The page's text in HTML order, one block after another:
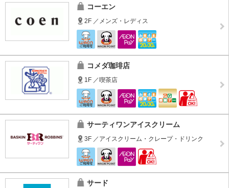
コーエン
2F ／メンズ・レディス
コメダ珈琲店
1F ／喫茶店
サーティワンアイスクリーム
3F ／アイスクリーム・クレープ・ドリンク
サード